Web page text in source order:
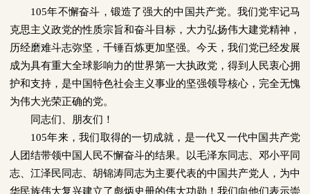
105年不懈奋斗，锻造了强大的中国共产党。我们党牢记马
克思主义政党的性质宗旨和奋斗目标，大力弘扬伟大建党精神，
历经磨难斗志弥坚，千锤百炼更加坚强。今天，我们党已经发展
成为具有重大全球影响力的世界第一大执政党，得到人民衷心拥
护和支持，是中国特色社会主义事业的坚强领导核心，完全无愧
为伟大光荣正确的党。
同志们、朋友们！
105年来，我们取得的一切成就，是一代又一代中国共产党
人团结带领中国人民不懈奋斗的结果。以毛泽东同志、邓小平同
志、江泽民同志、胡锦涛同志为主要代表的中国共产党人，为中
华民族伟大复兴建立了彪炳史册的伟大功勋！我们向他们表示崇